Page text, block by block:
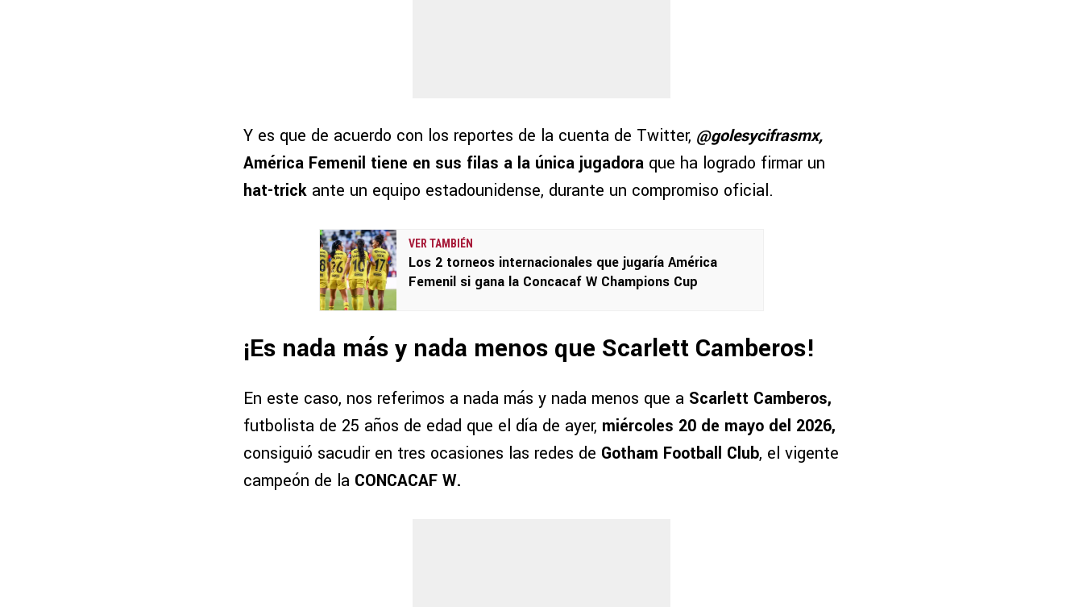
Y es que de acuerdo con los reportes de la cuenta de Twitter, @golesycifrasmx,
América Femenil tiene en sus filas a la única jugadora que ha logrado firmar un
hat-trick ante un equipo estadounidense, durante un compromiso oficial.
VER TAMBIÉN
Los 2 torneos internacionales que jugaría América
Femenil si gana la Concacaf W Champions Cup
¡Es nada más y nada menos que Scarlett Camberos!
En este caso, nos referimos a nada más y nada menos que a Scarlett Camberos,
futbolista de 25 años de edad que el día de ayer, miércoles 20 de mayo del 2026,
consiguió sacudir en tres ocasiones las redes de Gotham Football Club, el vigente
campeón de la CONCACAF W.